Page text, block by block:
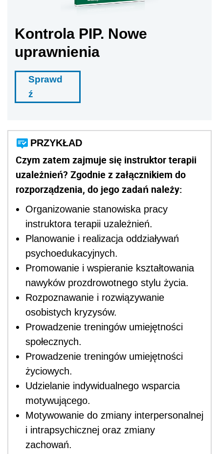
Kontrola PIP. Nowe
uprawnienia
Sprawd
ź
PRZYKŁAD
Czym zatem zajmuje się instruktor terapii
uzależnień? Zgodnie z załącznikiem do
rozporządzenia, do jego zadań należy:
Organizowanie stanowiska pracy
instruktora terapii uzależnień.
Planowanie i realizacja oddziaływań
psychoedukacyjnych.
Promowanie i wspieranie kształtowania
nawyków prozdrowotnego stylu życia.
Rozpoznawanie i rozwiązywanie
osobistych kryzysów.
Prowadzenie treningów umiejętności
społecznych.
Prowadzenie treningów umiejętności
życiowych.
Udzielanie indywidualnego wsparcia
motywującego.
Motywowanie do zmiany interpersonalnej
i intrapsychicznej oraz zmiany
zachowań.